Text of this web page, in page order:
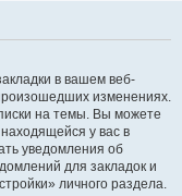
в вашем веб-
изменениях.
на темы. Вы можете
у вас в
уведомления об
для закладок и
личного раздела.